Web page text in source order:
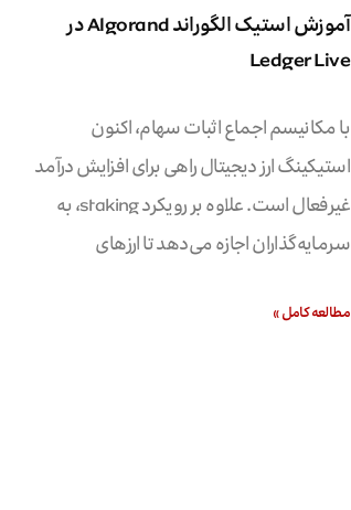
آموزش استیک الگوراند Algorand در
Ledger Live
با مکانیسم اجماع اثبات سهام، اکنون
استیکینگ ارز دیجیتال راهی برای افزایش درآمد
غیرفعال است. علاوه بر رویکرد staking، به
سرمایه‌گذاران اجازه می‌دهد تا ارزهای
مطالعه کامل »